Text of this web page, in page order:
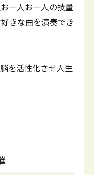
一人お一人の技量
きな曲を演奏でき
を活性化させ人生